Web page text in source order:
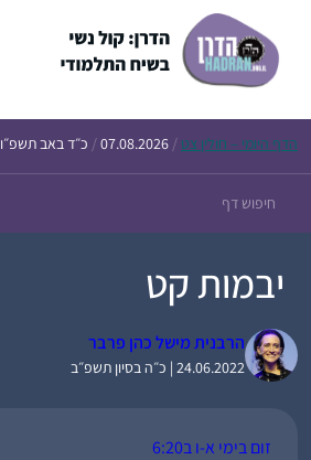
הדף היומי – חולין צט /
07.08.2026
/ כ״ד באב תשפ״ו
יבמות קט
הרבנית מישל כהן פרבר
24.06.2022 | כ״ה בסיון תשפ״ב
זום בימי א-ו ב6:20